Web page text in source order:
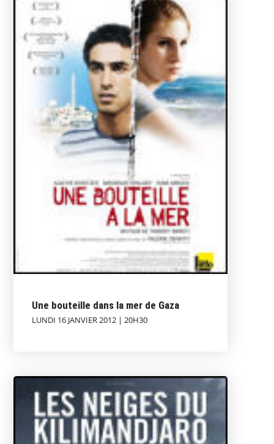
Une bouteille dans la mer de Gaza
LUNDI 16 JANVIER 2012 | 20H30